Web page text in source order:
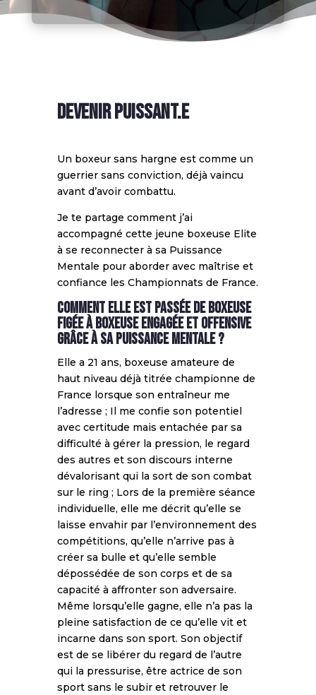
DEVENIR PUISSANT.E
Un boxeur sans hargne est comme un
guerrier sans conviction, déjà vaincu
avant d’avoir combattu.
Je te partage comment j’ai
accompagné cette jeune boxeuse Elite
à se reconnecter à sa Puissance
Mentale pour aborder avec maîtrise et
confiance les Championnats de France.
COMMENT ELLE EST PASSÉE DE BOXEUSE
FIGÉE À BOXEUSE ENGAGÉE ET OFFENSIVE
GRÂCE À SA PUISSANCE MENTALE ?
Elle a 21 ans, boxeuse amateure de
haut niveau déjà titrée championne de
France lorsque son entraîneur me
l’adresse ; Il me confie son potentiel
avec certitude mais entachée par sa
difficulté à gérer la pression, le regard
des autres et son discours interne
dévalorisant qui la sort de son combat
sur le ring ; Lors de la première séance
individuelle, elle me décrit qu’elle se
laisse envahir par l’environnement des
compétitions, qu’elle n’arrive pas à
créer sa bulle et qu’elle semble
dépossédée de son corps et de sa
capacité à affronter son adversaire.
Même lorsqu’elle gagne, elle n’a pas la
pleine satisfaction de ce qu’elle vit et
incarne dans son sport. Son objectif
est de se libérer du regard de l’autre
qui la pressurise, être actrice de son
sport sans le subir et retrouver le